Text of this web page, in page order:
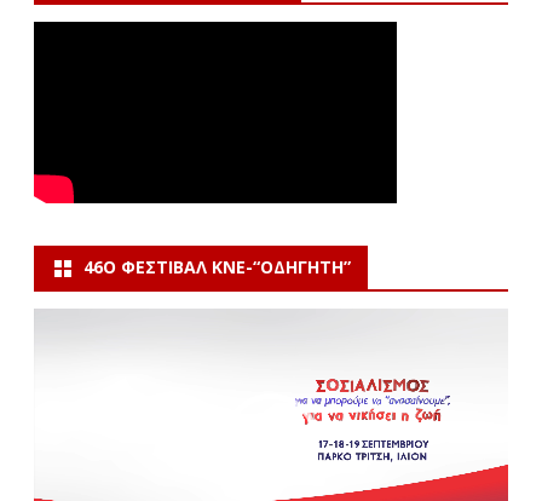
46Ο ΦΕΣΤΙΒΆΛ ΚΝΕ-“ΟΔΗΓΗΤΗ”
Πρόγραμμα